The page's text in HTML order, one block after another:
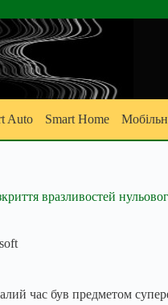
Auto Smart Home
вразливостей
час був предметом